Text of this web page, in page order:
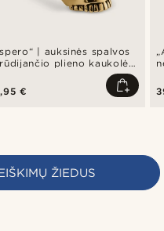
| auksinės spalvos
plieno kaukolės
€
ŽIEDUS